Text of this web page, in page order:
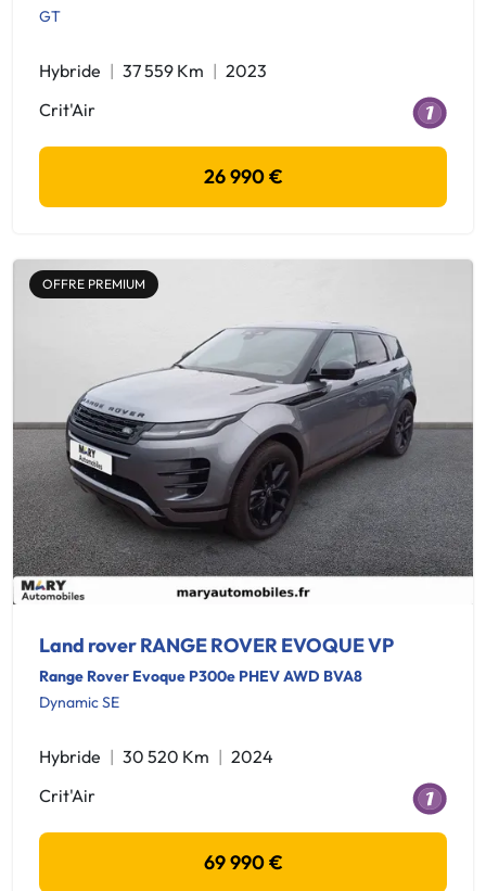
GT
Hybride 37 559 Km
2023
Crit'Air
26 990 €
OFFRE PREMIUM
Land rover RANGE ROVER EVOQUE VP
Range Rover Evoque P300e PHEV AWD BVA8
Dynamic SE
Hybride 30 520 Km
2024
Crit'Air
69 990 €